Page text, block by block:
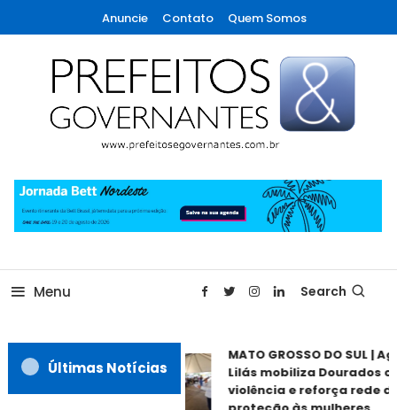
To
Content
Anuncie Contato Quem Somos
Prefeitos & Governantes
Menu Search
Últimas Notícias
MATO GROSSO DO SUL |
Lilás mobiliza Dourados
violência e reforça rede de